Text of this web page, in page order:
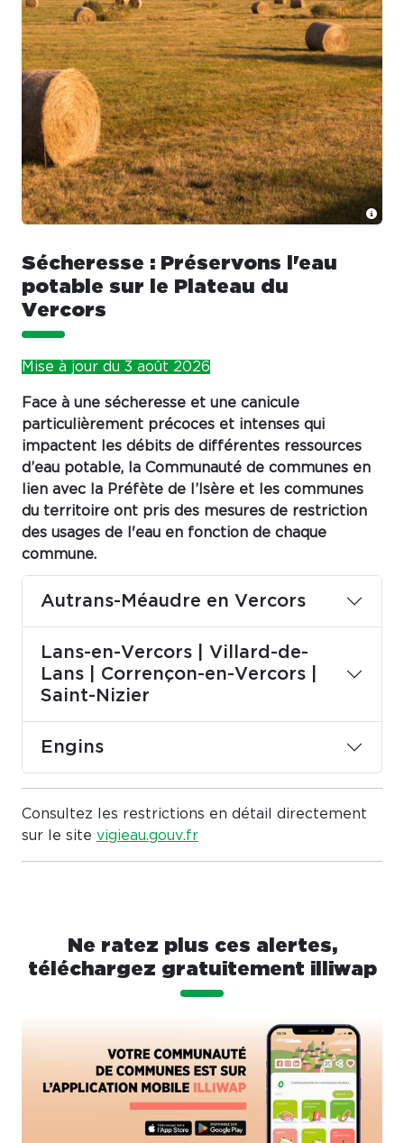
Sécheresse : Préservons l'eau
potable sur le Plateau du
Vercors
Mise à jour du 3 août 2026
Face à une sécheresse et une canicule
particulièrement précoces et intenses qui
impactent les débits de différentes ressources
d’eau potable, la Communauté de communes en
lien avec la Préfète de l’Isère et les communes
du territoire ont pris des mesures de restriction
des usages de l'eau en fonction de chaque
commune.
Autrans-Méaudre en Vercors
Lans-en-Vercors | Villard-de-
Lans | Corrençon-en-Vercors |
Saint-Nizier
Engins
Consultez les restrictions en détail directement
sur le site vigieau.gouv.fr
Ne ratez plus ces alertes,
téléchargez gratuitement illiwap